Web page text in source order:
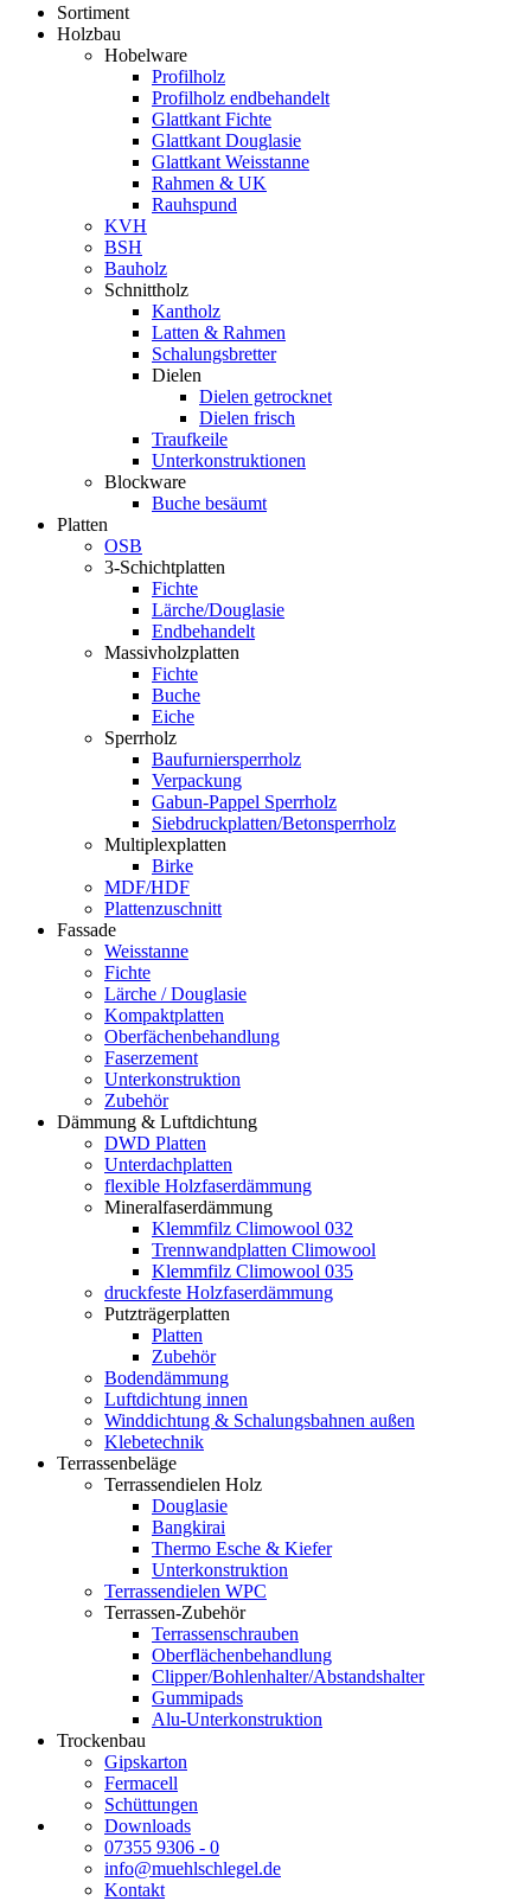
Sortiment
Holzbau
Hobelware
Profilholz
Profilholz endbehandelt
Glattkant Fichte
Glattkant Douglasie
Glattkant Weisstanne
Rahmen & UK
Rauhspund
KVH
BSH
Bauholz
Schnittholz
Kantholz
Latten & Rahmen
Schalungsbretter
Dielen
Dielen getrocknet
Dielen frisch
Traufkeile
Unterkonstruktionen
Blockware
Buche besäumt
Platten
OSB
3-Schichtplatten
Fichte
Lärche/Douglasie
Endbehandelt
Massivholzplatten
Fichte
Buche
Eiche
Sperrholz
Baufurniersperrholz
Verpackung
Gabun-Pappel Sperrholz
Siebdruckplatten/Betonsperrholz
Multiplexplatten
Birke
MDF/HDF
Plattenzuschnitt
Fassade
Weisstanne
Fichte
Lärche / Douglasie
Kompaktplatten
Oberfächenbehandlung
Faserzement
Unterkonstruktion
Zubehör
Dämmung & Luftdichtung
DWD Platten
Unterdachplatten
flexible Holzfaserdämmung
Mineralfaserdämmung
Klemmfilz Climowool 032
Trennwandplatten Climowool
Klemmfilz Climowool 035
druckfeste Holzfaserdämmung
Putzträgerplatten
Platten
Zubehör
Bodendämmung
Luftdichtung innen
Winddichtung & Schalungsbahnen außen
Klebetechnik
Terrassenbeläge
Terrassendielen Holz
Douglasie
Bangkirai
Thermo Esche & Kiefer
Unterkonstruktion
Terrassendielen WPC
Terrassen-Zubehör
Terrassenschrauben
Oberflächenbehandlung
Clipper/Bohlenhalter/Abstandshalter
Gummipads
Alu-Unterkonstruktion
Trockenbau
Gipskarton
Fermacell
Schüttungen
Downloads
07355 9306 - 0
info@muehlschlegel.de
Kontakt